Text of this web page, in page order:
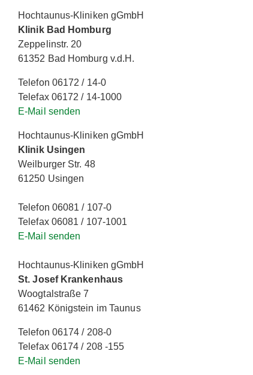
Hochtaunus-Kliniken gGmbH
Klinik Bad Homburg
Zeppelinstr. 20
61352 Bad Homburg v.d.H.
Telefon 06172 / 14-0
Telefax 06172 / 14-1000
E-Mail senden
Hochtaunus-Kliniken gGmbH
Klinik Usingen
Weilburger Str. 48
61250 Usingen
Telefon 06081 / 107-0
Telefax 06081 / 107-1001
E-Mail senden
Hochtaunus-Kliniken gGmbH
St. Josef Krankenhaus
Woogtalstraße 7
61462 Königstein im Taunus
Telefon 06174 / 208-0
Telefax 06174 / 208 -155
E-Mail senden